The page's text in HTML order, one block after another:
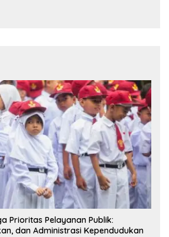
Prioritas Pelayanan Publik:
dan Administrasi Kependudukan